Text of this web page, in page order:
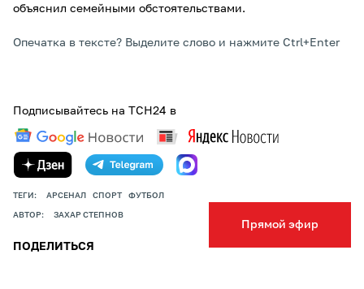
Прямой эфир
объяснил семейными обстоятельствами.
Опечатка в тексте? Выделите слово и нажмите Ctrl+Enter
Подписывайтесь на ТСН24 в
ТЕГИ: АРСЕНАЛ СПОРТ ФУТБОЛ
АВТОР: ЗАХАР СТЕПНОВ
ПОДЕЛИТЬСЯ